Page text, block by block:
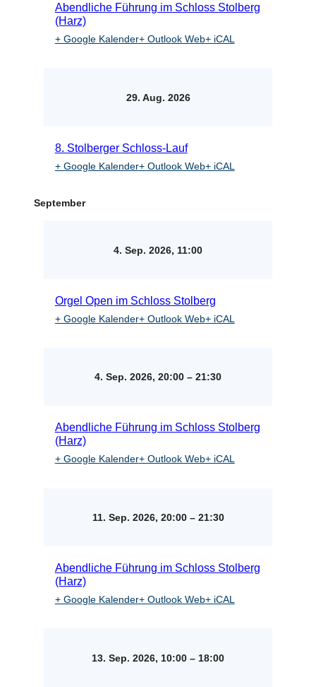
Abendliche Führung im Schloss Stolberg
(Harz)
+ Google Kalender+ Outlook Web+ iCAL
29. Aug. 2026
8. Stolberger Schloss-Lauf
+ Google Kalender+ Outlook Web+ iCAL
September
4. Sep. 2026, 11:00
Orgel Open im Schloss Stolberg
+ Google Kalender+ Outlook Web+ iCAL
4. Sep. 2026, 20:00 – 21:30
Abendliche Führung im Schloss Stolberg
(Harz)
+ Google Kalender+ Outlook Web+ iCAL
11. Sep. 2026, 20:00 –21:30
Abendliche Führung im Schloss Stolberg
(Harz)
+ Google Kalender+ Outlook Web+ iCAL
13. Sep. 2026, 10:00 – 18:00